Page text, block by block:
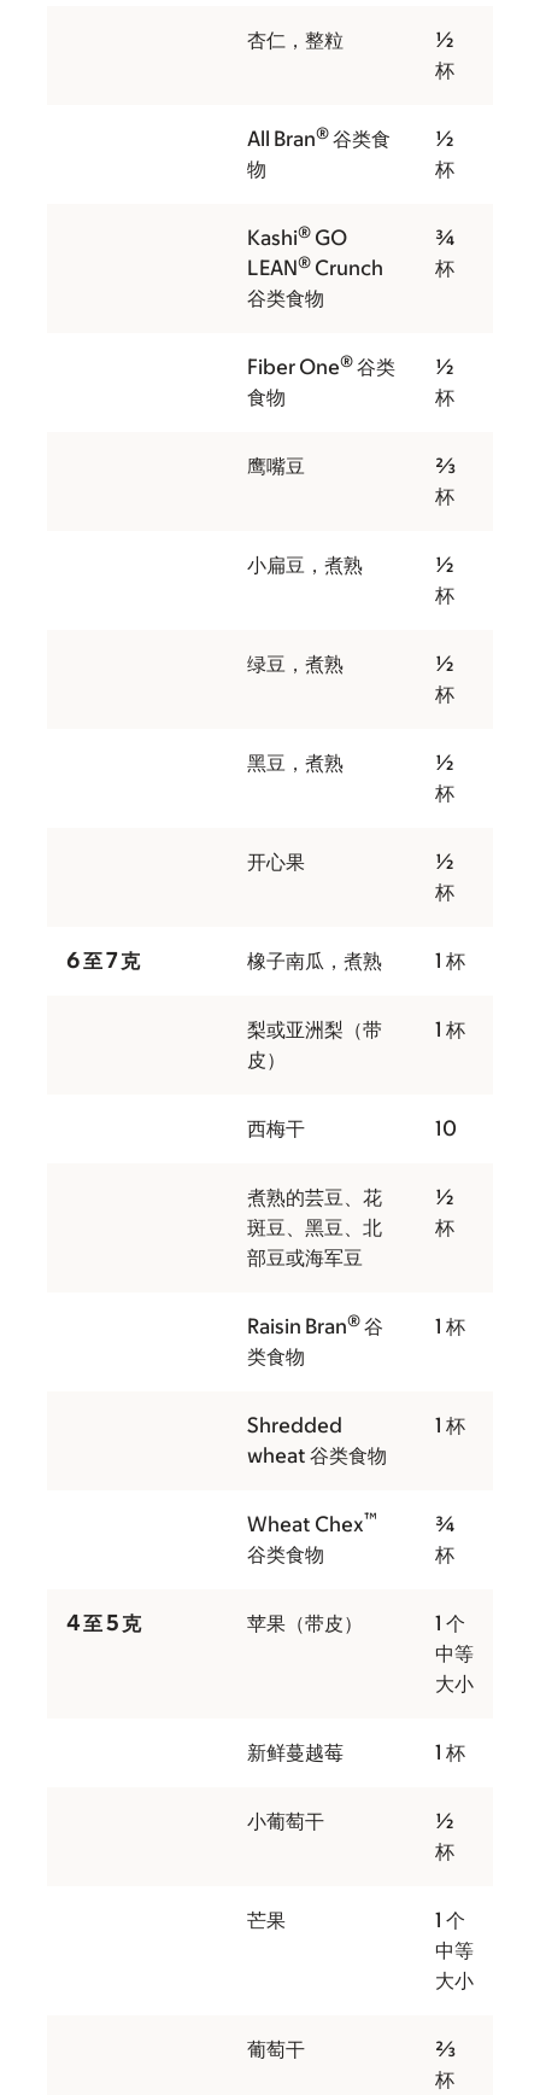
杏仁，整粒
½
杯
All Bran® 谷类食
物
½
杯
Kashi® GO
LEAN® Crunch
谷类食物
¾
杯
Fiber One® 谷类
食物
½
杯
鹰嘴豆
⅔
杯
小扁豆，煮熟
½
杯
绿豆，煮熟
½
杯
黑豆，煮熟
½
杯
开心果
½
杯
6 至 7 克 橡子南瓜，煮熟 1 杯
梨或亚洲梨（带
皮）
1 杯
西梅干 10
煮熟的芸豆、花
斑豆、黑豆、北
部豆或海军豆
½
杯
Raisin Bran® 谷
类食物
1 杯
Shredded
wheat 谷类食物
1 杯
Wheat Chex™
谷类食物
¾
杯
4 至 5 克 苹果（带皮）
1 个
中等
大小
新鲜蔓越莓 1 杯
小葡萄干
½
杯
芒果
1 个
中等
大小
葡萄干
⅔
杯